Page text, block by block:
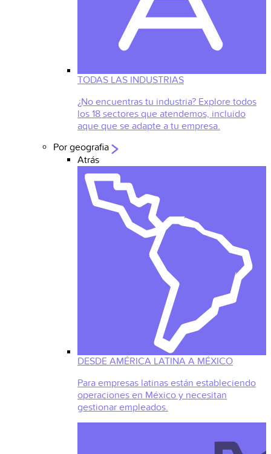
TODAS LAS INDUSTRIAS
¿No encuentras tu industria? Explore todos
los 18 sectores que atendemos, incluido
aque que se adapte a tu empresa.
Por geografia
Atrás
DESDE AMÉRICA LATINA A MÉXICO
Para empresas latinas están estableciendo
operaciones en México y necesitan
gestionar empleados.